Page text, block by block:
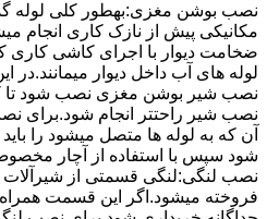
نصب بوشن مغزی:بهطور کلی لوله
مکانیکی پیش از نازک کاری انجام
ضخامت دیوار با اجرای کاشی کاری
لوله های آب داخل دیوار
نصب شیر بوشن مغزی نصب شود تا
نصب شیر راحتتر انجام شود.برای
آن که به لوله ها متصل میشود را باید
شود سپس با استفاده از آچار
نصب لنگی:لنگی قسمتی از شیرآلات
فروخته میشود.اگر این قسمت